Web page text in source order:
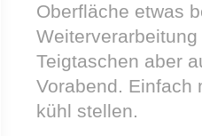
Oberfläche etwas
Teigtaschen aber
Vorabend. Einfach
kühl stellen.